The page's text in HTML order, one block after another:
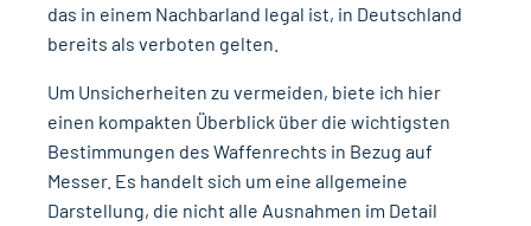
das in einem Nachbarland legal ist, in Deutschland
bereits als verboten gelten.
Um Unsicherheiten zu vermeiden, biete ich hier
einen kompakten Überblick über die wichtigsten
Bestimmungen des Waffenrechts in Bezug auf
Messer. Es handelt sich um eine allgemeine
Darstellung, die nicht alle Ausnahmen im Detail